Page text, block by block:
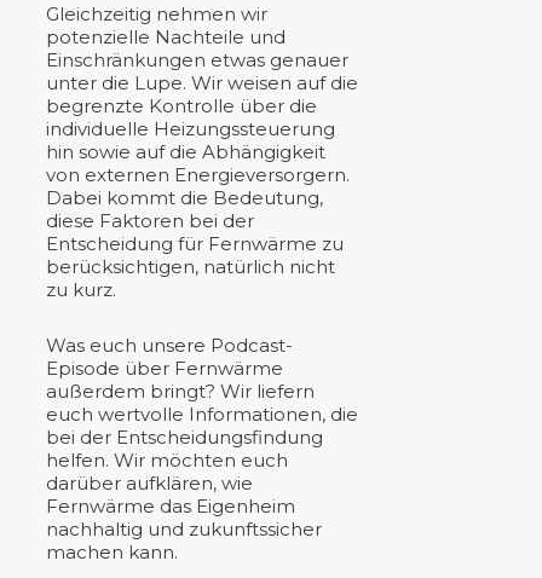
Gleichzeitig nehmen wir
potenzielle Nachteile und
Einschränkungen etwas genauer
unter die Lupe. Wir weisen auf die
begrenzte Kontrolle über die
individuelle Heizungssteuerung
hin sowie auf die Abhängigkeit
von externen Energieversorgern.
Dabei kommt die Bedeutung,
diese Faktoren bei der
Entscheidung für Fernwärme zu
berücksichtigen, natürlich nicht
zu kurz.
Was euch unsere Podcast-
Episode über Fernwärme
außerdem bringt? Wir liefern
euch wertvolle Informationen, die
bei der Entscheidungsfindung
helfen. Wir möchten euch
darüber aufklären, wie
Fernwärme das Eigenheim
nachhaltig und zukunftssicher
machen kann.